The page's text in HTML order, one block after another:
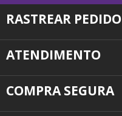
RASTREAR PEDIDO
ATENDIMENTO
COMPRA SEGURA